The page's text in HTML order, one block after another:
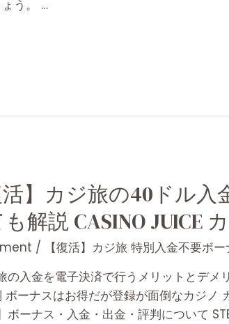
う。 …
活】カジ旅の40ドル
解説 CASINO JUICE
/ 【復活】カジ旅 特別入金不要ボ
入金を電子決済で行うメリットとデメ
ボーナスはお得だが登録が面倒なカジ
ボーナス・入金・出金・評判について